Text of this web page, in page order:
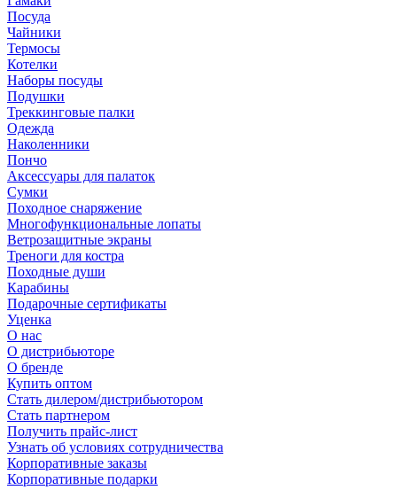
Посуда
Чайники
Термосы
Котелки
Наборы посуды
Подушки
Треккинговые палки
Одежда
Наколенники
Пончо
Аксессуары для палаток
Сумки
Походное снаряжение
Многофункциональные лопаты
Ветрозащитные экраны
Треноги для костра
Походные души
Карабины
Подарочные сертификаты
Уценка
О нас
О дистрибьюторе
О бренде
Купить оптом
Стать дилером/дистрибьютором
Стать партнером
Получить прайс-лист
Узнать об условиях сотрудничества
Корпоративные заказы
Корпоративные подарки